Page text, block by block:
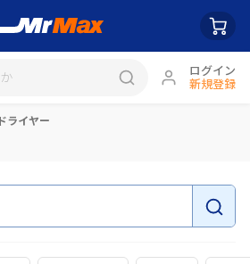
ログイン
新規登録
ドライヤー